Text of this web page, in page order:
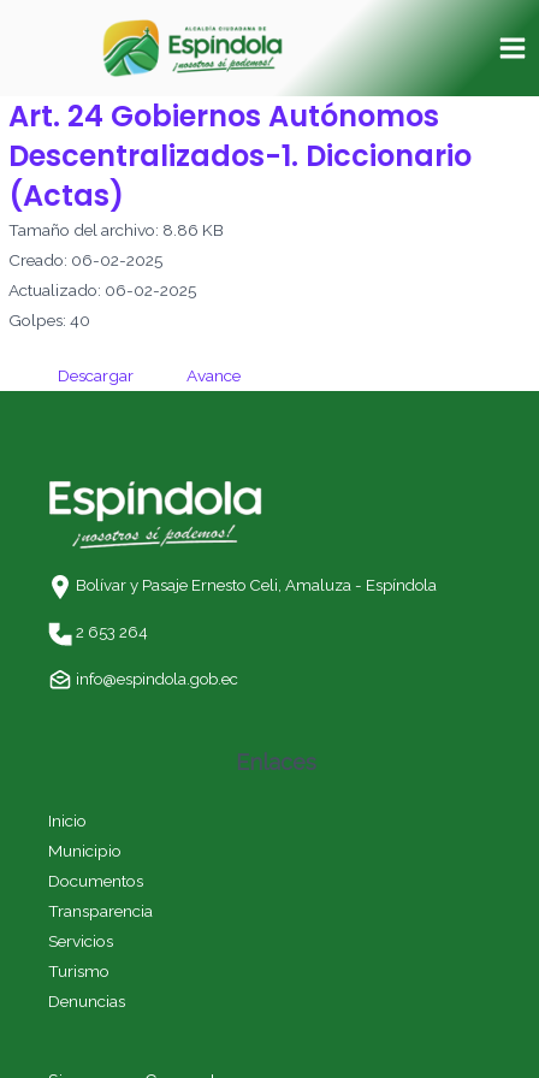
Art. 24 Gobiernos Autónomos
Descentralizados-1. Diccionario
(Actas)
Tamaño del archivo: 8.86 KB
Creado: 06-02-2025
Actualizado: 06-02-2025
Golpes: 40
Descargar Avance
Bolívar y Pasaje Ernesto Celi, Amaluza - Espíndola
2 653 264
info@espindola.gob.ec
Enlaces
Inicio
Municipio
Documentos
Transparencia
Servicios
Turismo
Denuncias